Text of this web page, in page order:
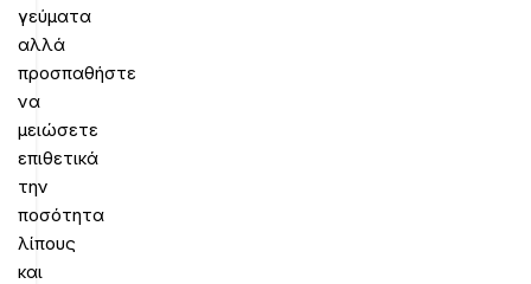
γεύματα
αλλά
προσπαθήστε
να
μειώσετε
επιθετικά
την
ποσότητα
λίπους
και